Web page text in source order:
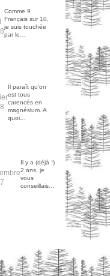
Comme 9
Français sur 10,
je suis touchée
par le…
Il paraît qu'on
est tous
carencés en
magnésium. A
quoi…
Il y a (déjà !)
2 ans, je
vous
conseillais…